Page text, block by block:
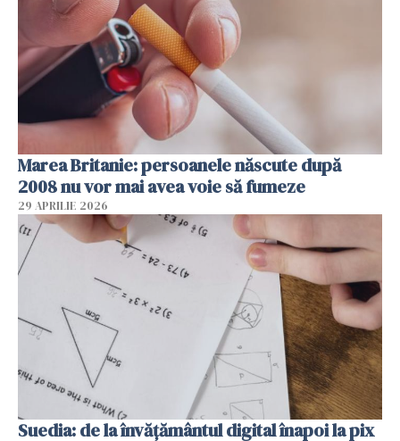
Marea Britanie: persoanele născute după
2008 nu vor mai avea voie să fumeze
29 APRILIE 2026
Suedia: de la învățământul digital înapoi la pix